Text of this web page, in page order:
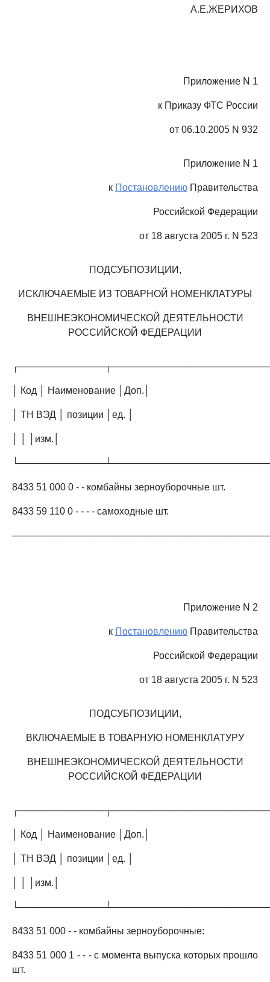
А.Е.ЖЕРИХОВ
Приложение N 1
к Приказу ФТС России
от 06.10.2005 N 932
Приложение N 1
к Постановлению Правительства
Российской Федерации
от 18 августа 2005 г. N 523
ПОДСУБПОЗИЦИИ,
ИСКЛЮЧАЕМЫЕ ИЗ ТОВАРНОЙ НОМЕНКЛАТУРЫ
ВНЕШНЕЭКОНОМИЧЕСКОЙ ДЕЯТЕЛЬНОСТИ
РОССИЙСКОЙ ФЕДЕРАЦИИ
│ Код │ Наименование │Доп.│
│ ТН ВЭД │ позиции │ед. │
│ │ │изм.│
8433 51 000 0 - - комбайны зерноуборочные шт.
8433 59 110 0 - - - - самоходные шт.
Приложение N 2
к Постановлению Правительства
Российской Федерации
от 18 августа 2005 г. N 523
ПОДСУБПОЗИЦИИ,
ВКЛЮЧАЕМЫЕ В ТОВАРНУЮ НОМЕНКЛАТУРУ
ВНЕШНЕЭКОНОМИЧЕСКОЙ ДЕЯТЕЛЬНОСТИ
РОССИЙСКОЙ ФЕДЕРАЦИИ
│ Код │ Наименование │Доп.│
│ ТН ВЭД │ позиции │ед. │
│ │ │изм.│
8433 51 000 - - комбайны зерноуборочные:
8433 51 000 1 - - - с момента выпуска которых прошло
шт.